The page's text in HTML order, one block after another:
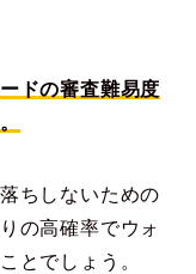
ドの審査難易度
ちしないための
の高確率でウォ
とでしょう。